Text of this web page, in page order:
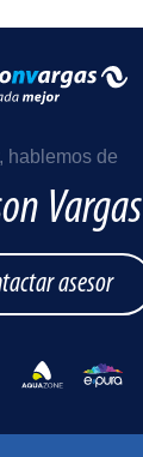
hablemos de
Vargas
asesor